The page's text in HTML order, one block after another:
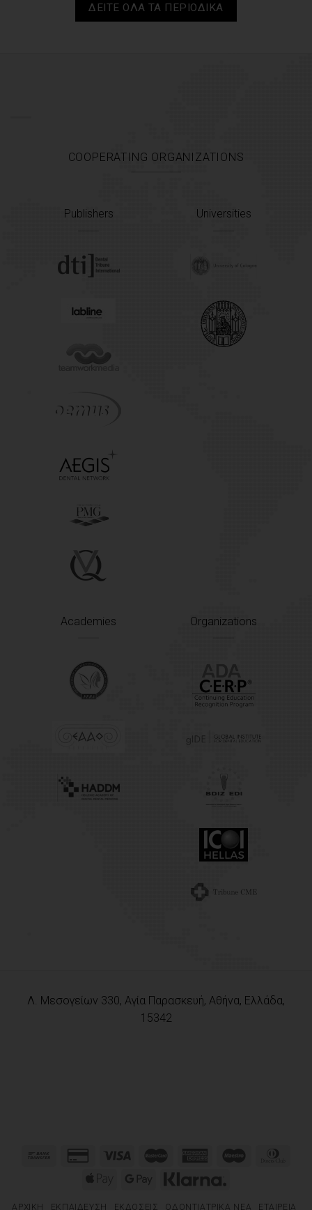
ΔΕΙΤΕ ΟΛΑ ΤΑ ΠΕΡΙΟΔΙΚΑ
COOPERATING ORGANIZATIONS
Publishers Universities
Academies Organizations
Λ. Μεσογείων 330, Αγία Παρασκευή, Αθήνα, Ελλάδα,
15342
ΑΡΧΙΚΉ ΕΚΠΑΊΔΕΥΣΗ ΕΚΔΌΣΕΙΣ ΟΔΟΝΤΙΑΤΡΙΚΆ ΝΈΑ ΕΤΑΙΡΕΊΑ